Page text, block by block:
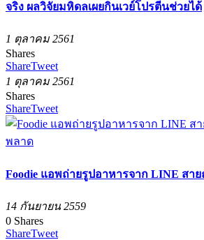
จริง ผลวิจัยมหิดลเผยกินเวย์โปรตีนช่วยได้
1 ตุลาคม 2561
Shares
ShareTweet
1 ตุลาคม 2561
Shares
ShareTweet
Foodie แอพถ่ายรูปอาหารจาก LINE สา
14 กันยายน 2559
0 Shares
ShareTweet